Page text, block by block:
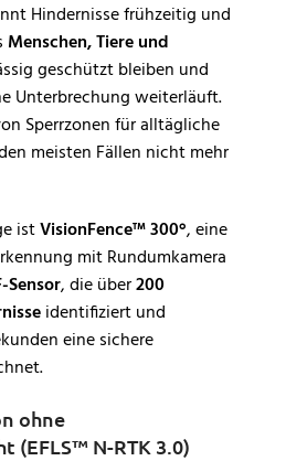
Hindernisse frühzeitig und
Menschen, Tiere und
geschützt bleiben und
Unterbrechung weiterläuft.
Sperrzonen für alltägliche
meisten Fällen nicht mehr
istVisionFence™ 300°, eine
mit Rundumkamera
Sensor, die über200
identifiziert und
eine sichere
ohne
(EFLS™ N-RTK 3.0)